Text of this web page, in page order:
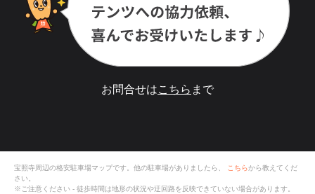
お問合せはこちら まで
宝照寺周辺の格安駐車場マップです。他の駐車場がありましたら、 こちらから教えてくだ
さい。
※ご注意ください - 徒歩時間は地形の状況や迂回路を反映できていない場合があります。